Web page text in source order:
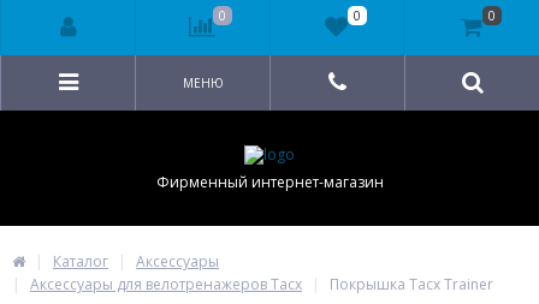
Фирменный интернет-магазин
МЕНЮ
Каталог
Аксессуары
Аксессуары для велотренажеров Tacx
Покрышка Tacx Trainer
0 0 0